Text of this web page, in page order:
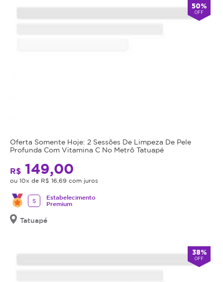
50%
OFF
Oferta Somente Hoje: 2 Sessões De Limpeza De Pele
Profunda Com Vitamina C No Metrô Tatuapé
R$ 149,00
ou 10x de R$ 16,69 com juros
5
Estabelecimento
Premium
Tatuapé
38%
OFF